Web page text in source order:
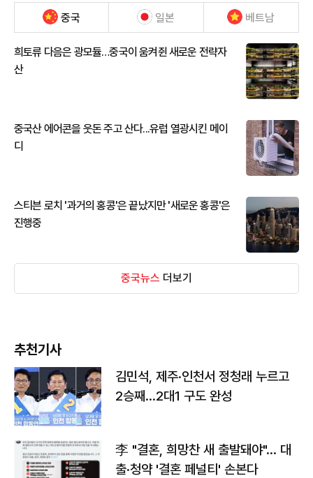
중국 일본 베트남
희토류 다음은 광모듈…중국이 움켜쥔 새로운 전략자
산
중국산 에어콘을 웃돈 주고 산다...유럽 열광시킨 메이
디
스티븐 로치 '과거의 홍콩'은 끝났지만 '새로운 홍콩'은
진행중
중국뉴스 더보기
추천기사
김민석, 제주·인천서 정청래 누르고
2승째…2대1 구도 완성
李 "결혼, 희망찬 새 출발돼야"… 대
출·청약 '결혼 페널티' 손본다